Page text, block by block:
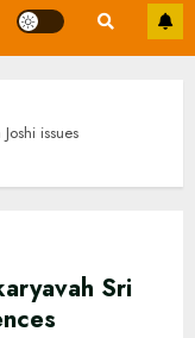
issues
Sri